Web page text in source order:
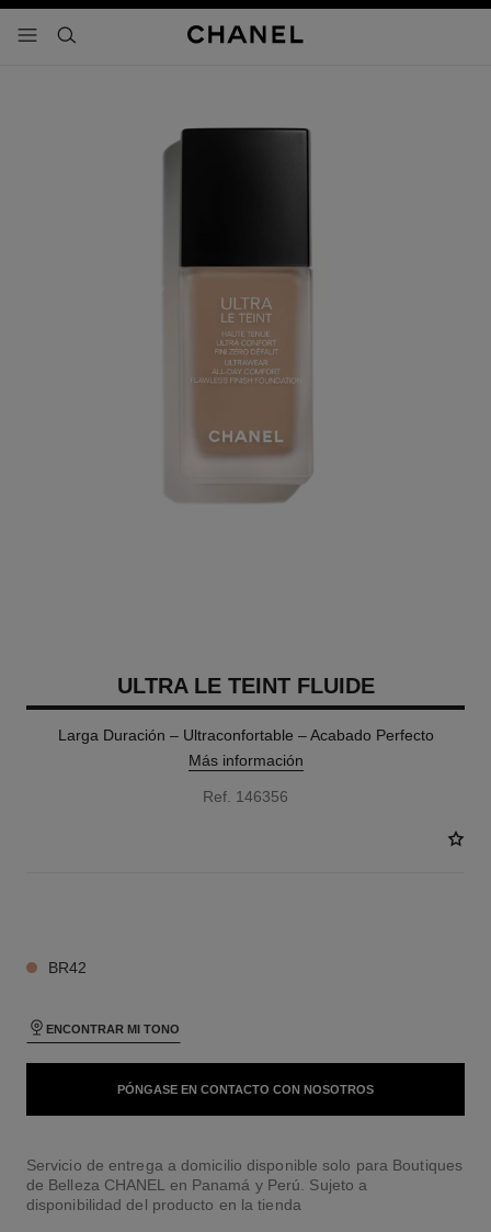
- navegación principal
buscar
ULTRA LE TEINT FLUIDE
Larga Duración – Ultraconfortable – Acabado Perfecto
Más información
Ref. 146356
BR42
ENCONTRAR MI TONO
PÓNGASE EN CONTACTO CON NOSOTROS
Servicio de entrega a domicilio disponible solo para Boutiques
de Belleza CHANEL en Panamá y Perú. Sujeto a
disponibilidad del producto en la tienda